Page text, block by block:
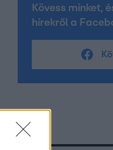
Kövess minket,
hírekről a